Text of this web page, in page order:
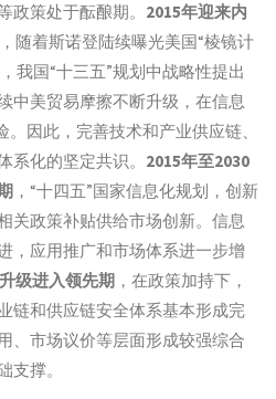
政策处于酝酿期。 2015年迎来内
随着斯诺登陆续曝光美国“棱镜计
我国“十三五”规划中战略性提出
中美贸易摩擦不断升级，在信息
因此，完善技术和产业供应链、
系化的坚定共识。 2015年至2030
，“十四五”国家信息化规划，创新
关政策补贴供给市场创新。信息
，应用推广和市场体系进一步增
级进入领先期 ，在政策加持下，
链和供应链安全体系基本形成完
、市场议价等层面形成较强综合
支撑。